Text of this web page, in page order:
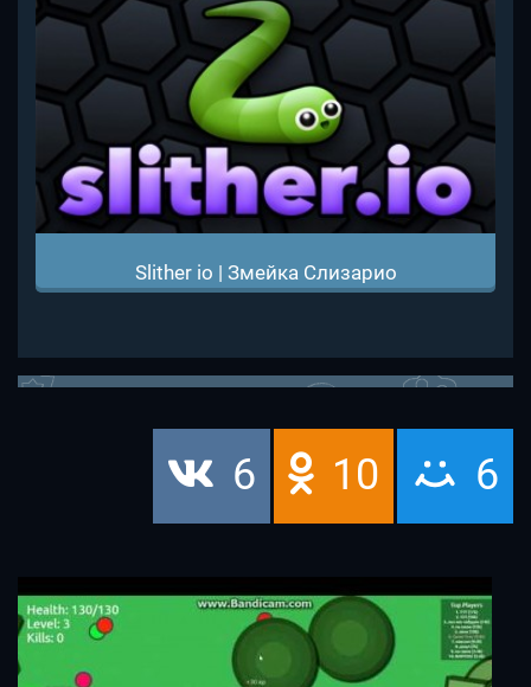
Slither io | Змейка Слизарио
6 10 6